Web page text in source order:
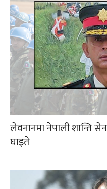
लेवनानमा नेपाली शान्ति
घाइते